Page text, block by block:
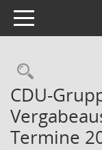
Toggle navigation
CDU-
Termine